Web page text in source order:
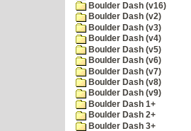
Boulder Dash (v16)
Boulder Dash (v2)
Boulder Dash (v3)
Boulder Dash (v4)
Boulder Dash (v5)
Boulder Dash (v6)
Boulder Dash (v7)
Boulder Dash (v8)
Boulder Dash (v9)
Boulder Dash 1+
Boulder Dash 2+
Boulder Dash 3+